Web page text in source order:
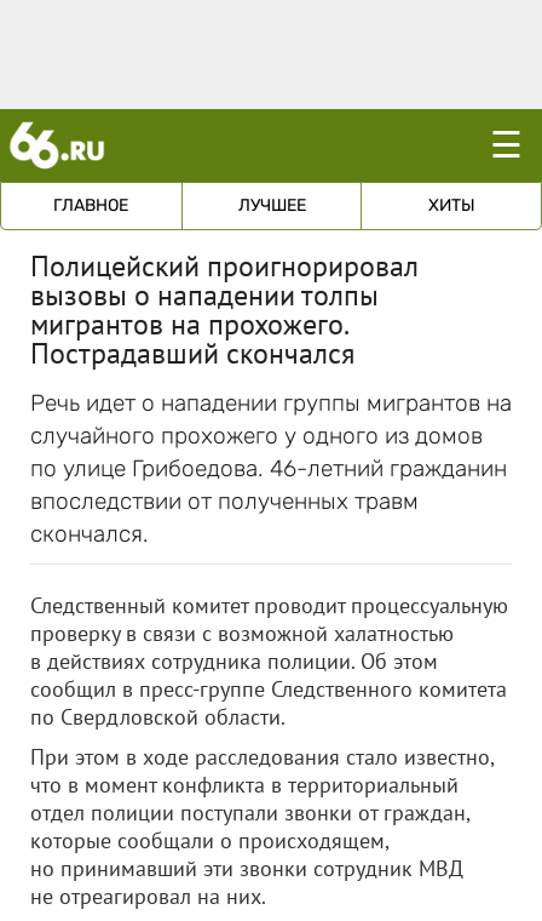
☰
ГЛАВНОЕ ЛУЧШЕЕ ХИТЫ
Полицейский проигнорировал
вызовы о нападении толпы
мигрантов на прохожего.
Пострадавший скончался
Речь идет о нападении группы мигрантов на
случайного прохожего у одного из домов
по улице Грибоедова. 46-летний гражданин
впоследствии от полученных травм
скончался.
Следственный комитет проводит процессуальную
проверку в связи с возможной халатностью
в действиях сотрудника полиции. Об этом
сообщил в пресс-группе Следственного комитета
по Свердловской области.
При этом в ходе расследования стало известно,
что в момент конфликта в территориальный
отдел полиции поступали звонки от граждан,
которые сообщали о происходящем,
но принимавший эти звонки сотрудник МВД
не отреагировал на них.